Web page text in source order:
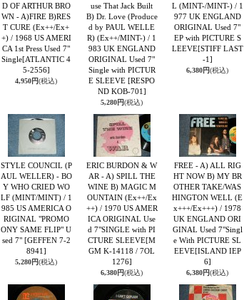
D OF ARTHUR BRO
WN - A)FIRE B)RES
T CURE (Ex++/Ex+
+) / 1968 US AMERI
CA 1st Press Used 7"
Single[ATLANTIC 4
5-2556]
4,950円(税込)
use That Jack Built
B) Dr. Love (Produce
d by PAUL WELLE
R) (Ex++/MINT-) / 1
983 UK ENGLAND
ORIGINAL Used 7"
Single with PICTUR
E SLEEVE [RESPO
ND KOB-701]
5,280円(税込)
L (MINT-/MINT-) / 1
977 UK ENGLAND
ORIGINAL Used 7"
EP with PICTURE S
LEEVE[STIFF LAST
-1]
6,380円(税込)
STYLE COUNCIL (P
AUL WELLER) - BO
Y WHO CRIED WO
LF (MINT/MINT) / 1
985 US AMERICA O
RIGINAL "PROMO
ONY SAME FLIP" U
sed 7" [GEFFEN 7-2
8941]
5,280円(税込)
ERIC BURDON & W
AR - A) SPILL THE
WINE B) MAGIC M
OUNTAIN (Ex++/Ex
++) / 1970 US AMER
ICA ORIGINAL Use
d 7"SINGLE with PI
CTURE SLEEVE[M
GM K-14118 / 7OL
1276]
6,380円(税込)
FREE - A) ALL RIG
HT NOW B) MY BR
OTHER TAKE/WAS
HINGTON WELL (E
x+++/Ex+++) / 1978
UK ENGLAND ORI
GINAL Used 7"Singl
e With PICTURE SL
EEVE[ISLAND IEP
6]
6,380円(税込)